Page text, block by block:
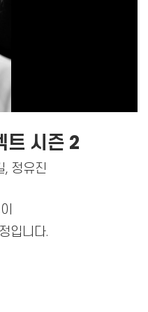
시즌 2
, 정유진
입니다.